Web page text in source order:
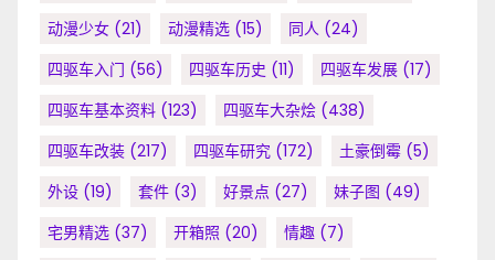
动漫少女 (21) 动漫精选 (15) 同人 (24)
四驱车入门 (56) 四驱车历史 (11) 四驱车发展 (17)
四驱车基本资料 (123) 四驱车大杂烩 (438)
四驱车改装 (217) 四驱车研究 (172) 土豪倒霉 (5)
外设 (19) 套件 (3) 好景点 (27) 妹子图 (49)
宅男精选 (37) 开箱照 (20) 情趣 (7)